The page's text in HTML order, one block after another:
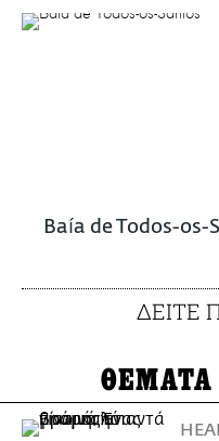
Baía de Todos-os-
ΔΕΙΤΕ
ΘΕΜΑΤΑ